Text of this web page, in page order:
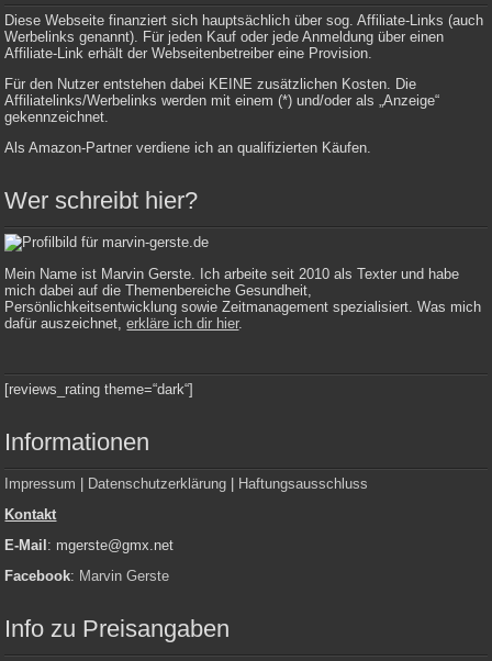
Diese Webseite finanziert sich hauptsächlich über sog. Affiliate-Links (auch
Werbelinks genannt). Für jeden Kauf oder jede Anmeldung über einen
Affiliate-Link erhält der Webseitenbetreiber eine Provision.
Für den Nutzer entstehen dabei KEINE zusätzlichen Kosten. Die
Affiliatelinks/Werbelinks werden mit einem (*) und/oder als „Anzeige“
gekennzeichnet.
Als Amazon-Partner verdiene ich an qualifizierten Käufen.
Wer schreibt hier?
Mein Name ist Marvin Gerste. Ich arbeite seit 2010 als Texter und habe
mich dabei auf die Themenbereiche Gesundheit,
Persönlichkeitsentwicklung sowie Zeitmanagement spezialisiert. Was mich
dafür auszeichnet,erkläre ich dir hier.
[reviews_rating theme=“dark“]
Informationen
Impressum Datenschutzerklärung
Haftungsausschluss
Kontakt
E-Mail : mgerste@gmx.net
Facebook: Marvin Gerste
Info zu Preisangaben